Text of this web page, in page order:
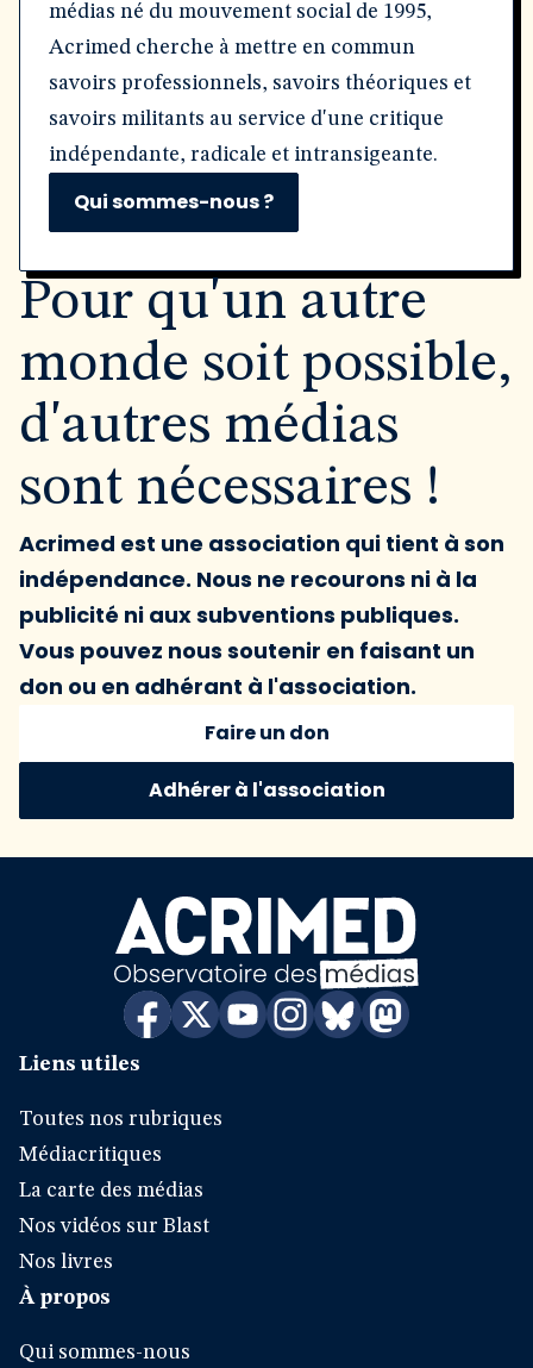
médias né du mouvement social de 1995,
Acrimed cherche à mettre en commun
savoirs professionnels, savoirs théoriques et
savoirs militants au service d'une critique
indépendante, radicale et intransigeante.
Qui sommes-nous ?
Pour qu'un autre
monde soit possible,
d'autres médias
sont nécessaires !
Acrimed est une association qui tient à son
indépendance. Nous ne recourons ni à la
publicité ni aux subventions publiques.
Vous pouvez nous soutenir en faisant un
don ou en adhérant à l'association.
Faire un don
Adhérer à l'association
Liens utiles
Toutes nos rubriques
Médiacritiques
La carte des médias
Nos vidéos sur Blast
Nos livres
À propos
Qui sommes-nous